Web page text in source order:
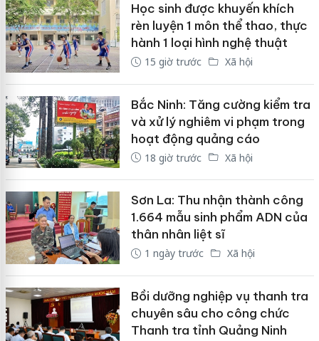
Học sinh được khuyến khích
rèn luyện 1 môn thể thao, thực
hành 1 loại hình nghệ thuật
15 giờ trước Xã hội
Bắc Ninh: Tăng cường kiểm tra
và xử lý nghiêm vi phạm trong
hoạt động quảng cáo
18 giờ trước Xã hội
Sơn La: Thu nhận thành công
1.664 mẫu sinh phẩm ADN của
thân nhân liệt sĩ
1 ngày trước Xã hội
Bồi dưỡng nghiệp vụ thanh tra
chuyên sâu cho công chức
Thanh tra tỉnh Quảng Ninh